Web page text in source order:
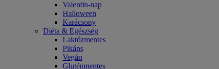
Valentin-nap
Halloween
Karácsony
Diéta & Egészség
Laktózmentes
Pikáns
Vegán
Gluténmentes